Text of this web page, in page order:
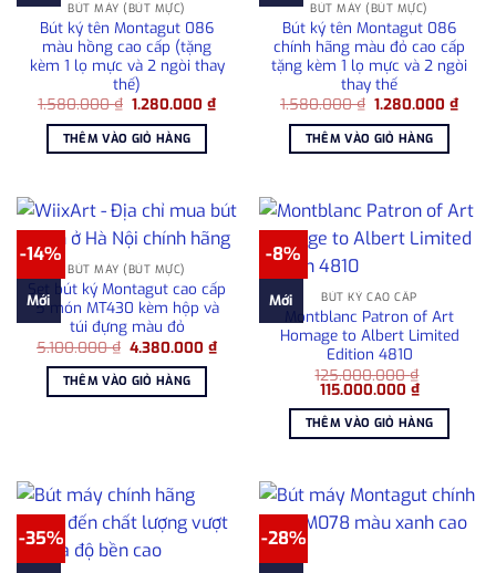
BÚT MÁY (BÚT MỰC)
Bút ký tên Montagut 086
màu hồng cao cấp (tặng
kèm 1 lọ mực và 2 ngòi thay
thế)
1.580.000₫ Giá
là:
1.580.000 ₫.
1.280.000₫Giá
hiện
1.280.000 ₫.
THÊM VÀO GIỎ HÀNG
BÚT MÁY (BÚT MỰC)
Bút ký tên Montagut 086
chính hãng màu đỏ cao cấp
tặng kèm 1 lọ mực và 2 ngòi
thay thế
1.580.000₫ Giá
là:
1.580.000 ₫.
1.280.000₫Giá
hiện
THÊM VÀO GIỎ HÀNG
-14%
Mới
BÚT MÁY (BÚT MỰC)
Set bút ký Montagut cao cấp
5 món MT430 kèm hộp và
túi đựng màu đỏ
5.100.000₫ Giá
là:
5.100.000 ₫.
4.380.000₫Giá
hiện
THÊM VÀO GIỎ HÀNG
-8%
Mới BÚT KÝ CAO CẤP
Montblanc Patron of Art
Homage to Albert Limited
Edition 4810
125.000.000₫
Giá
là:
125.000.000 ₫.
115.000.000 ₫Giá
hiện
tại
là:
THÊM VÀO GIỎ HÀNG
-35% -28%